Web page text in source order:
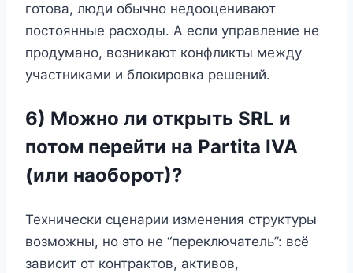
готова, люди обычно недооценивают
постоянные расходы. А если управление не
продумано, возникают конфликты между
участниками и блокировка решений.
6) Можно ли открыть SRL и
потом перейти на Partita IVA
(или наоборот)?
Технически сценарии изменения структуры
возможны, но это не “переключатель”: всё
зависит от контрактов, активов,